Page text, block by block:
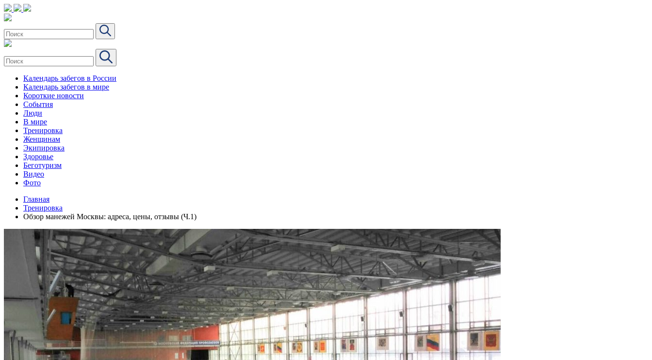
Календарь забегов в России
Календарь забегов в мире
Короткие новости
События
Люди
В мире
Тренировка
Женщинам
Экипировка
Здоровье
Беготуризм
Видео
Фото
Главная
Тренировка
Обзор манежей Москвы: адреса, цены, отзывы (Ч.1)